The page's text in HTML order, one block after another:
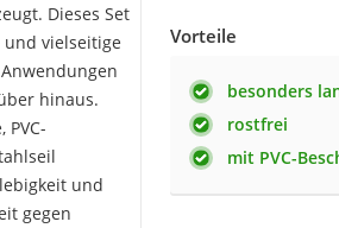
Dieses Set
vielseitige
hinaus.
PVC-
und
gegen
Vorteile
besonders
rostfrei
mit PVC-